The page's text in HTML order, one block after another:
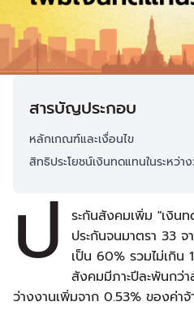
สารบัญประกอบ
หลักเกณฑ์และเงื่อนไข
สิทธิประโยชน์เงินทดแทนในระหว่า
ป
ระกันสังคมเพิ่ม "เงิน
ประกันจนมาตรา 33
เป็น 60% รวมไม่เกิ
สังคมมีภาะปีละพันกว่
ว่างงานเพิ่มจาก 0.53% ของค่า